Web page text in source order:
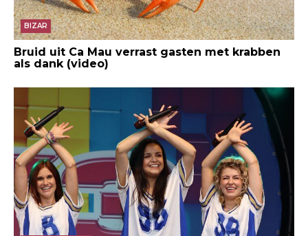
BIZAR
Bruid uit Ca Mau verrast gasten met krabben
als dank (video)